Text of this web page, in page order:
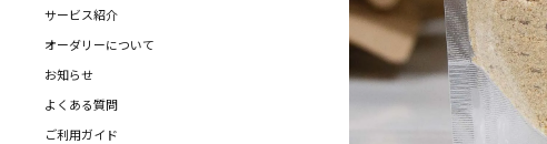
サービス紹介
オーダリーについて
お知らせ
よくある質問
ご利用ガイド